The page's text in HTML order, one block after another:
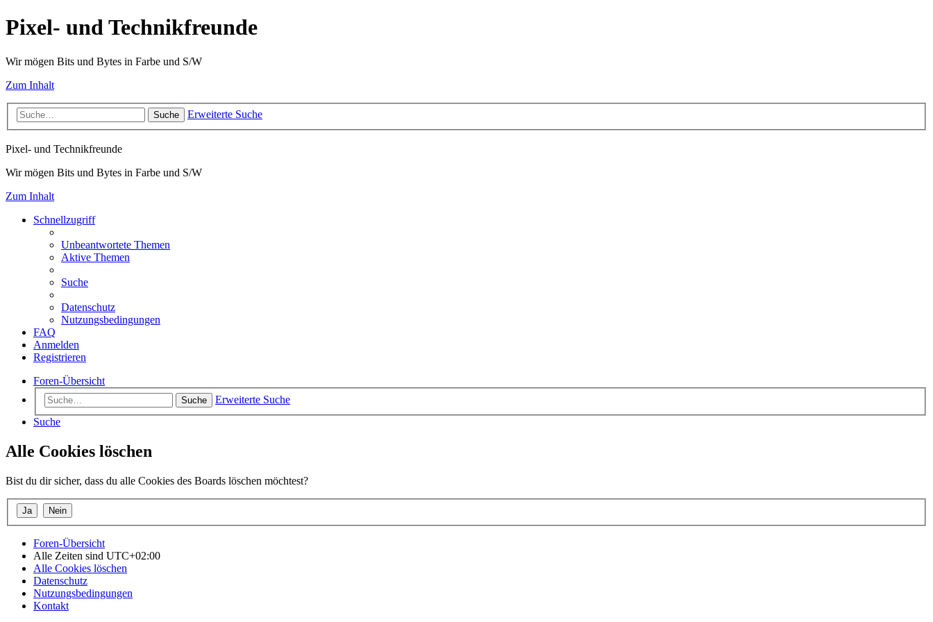
Pixel- und Technikfreunde
Wir mögen Bits und Bytes in Farbe und S/W
Zum Inhalt
Suche Erweiterte Suche
Pixel- und Technikfreunde
Wir mögen Bits und Bytes in Farbe und S/W
Zum Inhalt
Schnellzugriff
Unbeantwortete Themen
Aktive Themen
Suche
Datenschutz
Nutzungsbedingungen
FAQ
Anmelden
Registrieren
Foren-Übersicht
Suche
Erweiterte Suche
Suche
Alle Cookies löschen
Bist du dir sicher, dass du alle Cookies des Boards löschen möchtest?
Foren-Übersicht
Alle Zeiten sind UTC+02:00
Alle Cookies löschen
Datenschutz
Nutzungsbedingungen
Kontakt